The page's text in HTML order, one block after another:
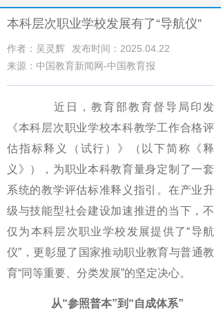
本科层次职业学校发展有了“导航仪”
作者：吴灵辉
发布时间：2025.04.22
来源：中国教育新闻网-中国教育报
近日，教育部教育督导局印发
《本科层次职业学校本科教学工作合格评
估指标释义（试行）》（以下简称《释
义》），为职业本科教育量身定制了一套
系统的教学评估标准释义指引。在产业升
级与技能型社会建设加速推进的当下，不
仅为本科层次职业学校发展提供了“导航
仪”，更彰显了国家推动职业教育与普通教
育“同等重要、分类发展”的坚定决心。
从“参照普本”到“自成体系”